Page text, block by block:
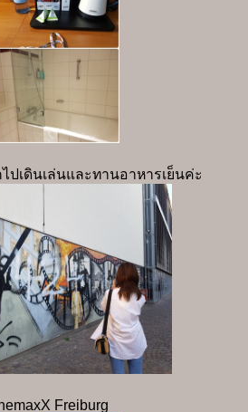
ปเดินเล่นและทานอาหารเย็นค่ะ
Freiburg